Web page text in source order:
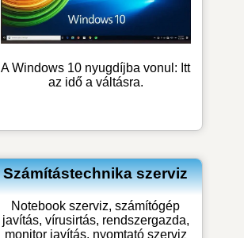
A Windows 10 nyugdíjba vonul: Itt
az idő a váltásra.
Számítástechnika szerviz
Notebook szerviz, számítógép
javítás, vírusirtás, rendszergazda,
monitor javítás, nyomtató szerviz